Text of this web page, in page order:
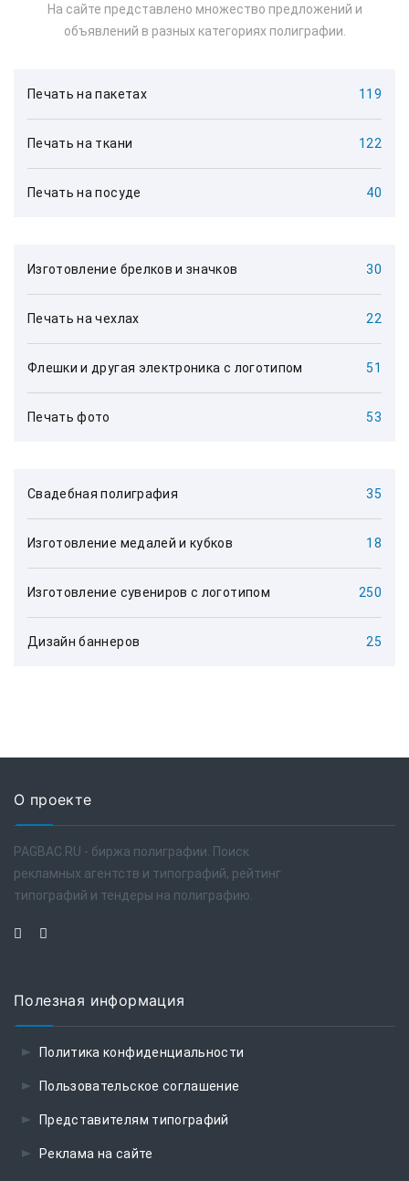
На сайте представлено множество предложений и
объявлений в разных категориях полиграфии.
Печать на пакетах 119
Печать на ткани 122
Печать на посуде 40
Изготовление брелков и значков 30
Печать на чехлах 22
Флешки и другая электроника с логотипом 51
Печать фото 53
Свадебная полиграфия 35
Изготовление медалей и кубков 18
Изготовление сувениров с логотипом 250
Дизайн баннеров 25
О проекте
PAGBAC.RU - биржа полиграфии. Поиск
рекламных агентств и типографий, рейтинг
типографий и тендеры на полиграфию.
Полезная информация
Политика конфиденциальности
Пользовательское соглашение
Представителям типографий
Реклама на сайте